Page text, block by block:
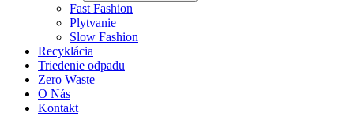
Fast Fashion
Plytvanie
Slow Fashion
Recyklácia
Triedenie odpadu
Zero Waste
O Nás
Kontakt